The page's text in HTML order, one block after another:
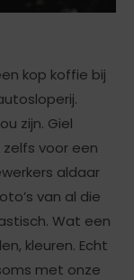
kop koffie bij
zijn. Giel
voor een
aldaar
van al die
Wat een
kleuren. Echt
met onze